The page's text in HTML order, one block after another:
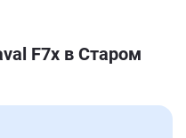
F7x в Старом